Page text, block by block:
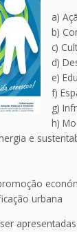
a)
b)
c)
d)
e)
f)
g)
h)
e
urbana